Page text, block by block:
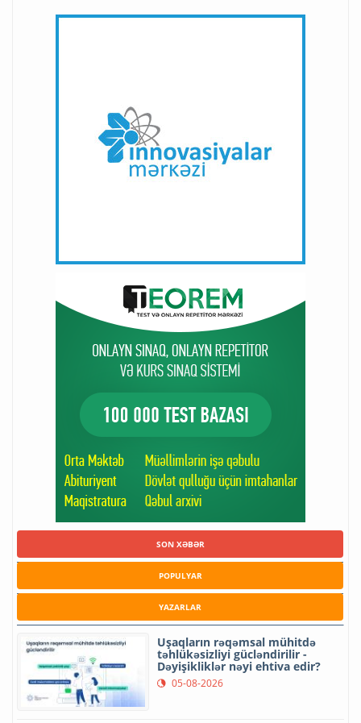
SON XƏBƏR
POPULYAR
YAZARLAR
Uşaqların rəqəmsal mühitdə
təhlükəsizliyi gücləndirilir -
Dəyişikliklər nəyi ehtiva edir?
05-08-2026